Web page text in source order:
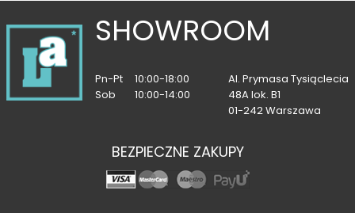
SHOWROOM
Pn-Pt
10:00-18:00
Sob
10:00-14:00
Al. Prymasa Tysiąclecia
48A lok. B1
01-242 Warszawa
BEZPIECZNE ZAKUPY